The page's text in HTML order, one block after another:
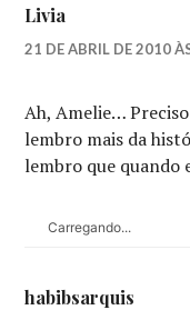
Livia
21 DE ABRIL DE 2010
Ah, Amelie…
lembro mais da
lembro que quando
Carregando...
habibsarquis